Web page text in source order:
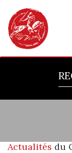
Actualités du